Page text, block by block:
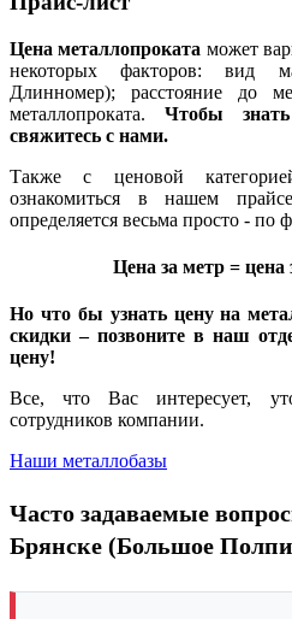
Цена металлопроката может
некоторых факторов: вид
Длинномер); расстояние до
металлопроката. Чтобы
свяжитесь с нами.
Также с ценовой
ознакомиться в нашем
определяется весьма просто - по
Цена за метр = цена
Но что бы узнать цену на
скидки – позвоните в наш
цену!
Все, что Вас интересует,
сотрудников компании.
Наши металлобазы
Часто задаваемые
Брянске (Большое